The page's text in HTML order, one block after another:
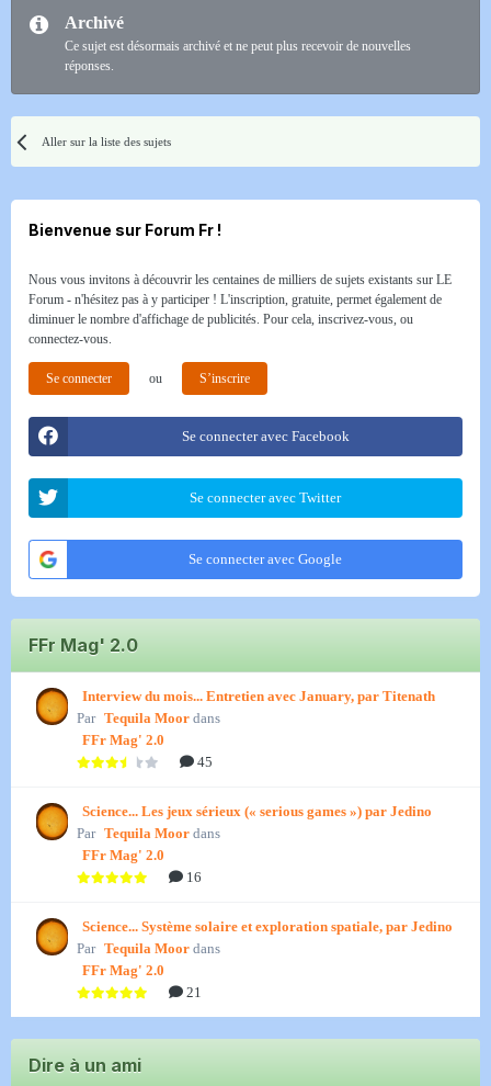
Archivé
Ce sujet est désormais archivé et ne peut plus recevoir de nouvelles
réponses.
Aller sur la liste des sujets
Bienvenue sur Forum Fr !
Nous vous invitons à découvrir les centaines de milliers de sujets existants sur LE
Forum - n'hésitez pas à y participer ! L'inscription, gratuite, permet également de
diminuer le nombre d'affichage de publicités. Pour cela, inscrivez-vous, ou
connectez-vous.
Se connecter ou S’inscrire
Se connecter avec Facebook
Se connecter avec Twitter
Se connecter avec Google
FFr Mag' 2.0
Interview du mois... Entretien avec January, par Titenath
Par Tequila Moor dans
FFr Mag' 2.0
45
Science... Les jeux sérieux (« serious games ») par Jedino
Par Tequila Moor dans
FFr Mag' 2.0
16
Science... Système solaire et exploration spatiale, par Jedino
Par Tequila Moor dans
FFr Mag' 2.0
21
Dire à un ami